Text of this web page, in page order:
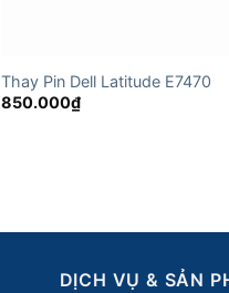
Thay Pin Dell Latitude E7470
850.000₫
DỊCH VỤ & SẢN